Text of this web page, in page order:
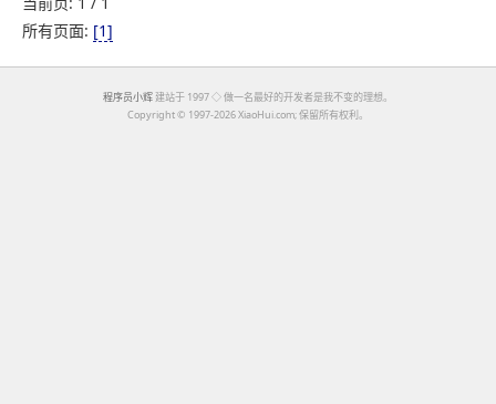
所有页面: [1]
程序员小辉 建站于 1997 ◇ 做一名最好的开发者是我不变的理想。
Copyright © 1997-2026 XiaoHui.com; 保留所有权利。